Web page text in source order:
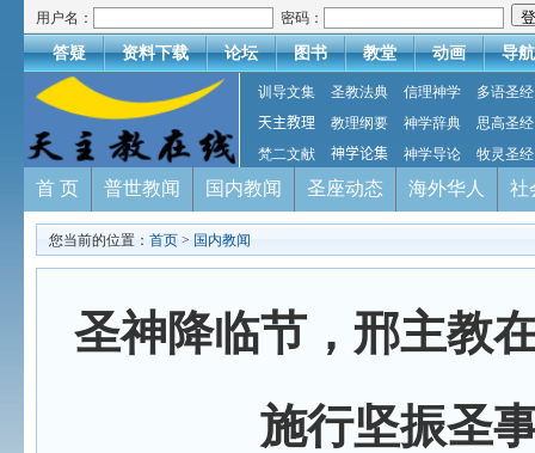
用户名： 密码：
答疑 资料下载 论坛 图书 教堂 动画 导航
训导文集 圣教法典 信理神学
多语圣经
天主教理
教理纲要 神学辞典
思高圣经
梵二文献
神学论集 神学导论 牧灵圣经
首 页 普世教闻 国内教闻 圣座动态 海外华人 社
您当前的位置： 首页 > 国内教闻
圣神降临节，邢主教
施行坚振圣